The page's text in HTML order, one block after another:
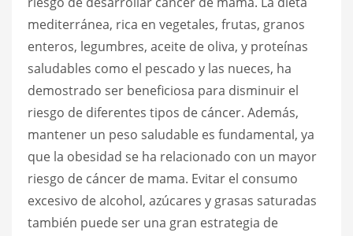
mediterránea, rica en vegetales, frutas, granos
enteros, legumbres, aceite de oliva, y proteínas
saludables como el pescado y las nueces, ha
demostrado ser beneficiosa para disminuir el
riesgo de diferentes tipos de cáncer. Además,
mantener un peso saludable es fundamental, ya
que la obesidad se ha relacionado con un mayor
riesgo de cáncer de mama. Evitar el consumo
excesivo de alcohol, azúcares y grasas saturadas
también puede ser una gran estrategia de